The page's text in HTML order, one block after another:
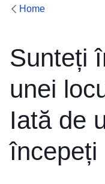
Home
Sunteți
unei
Iată de
începeți